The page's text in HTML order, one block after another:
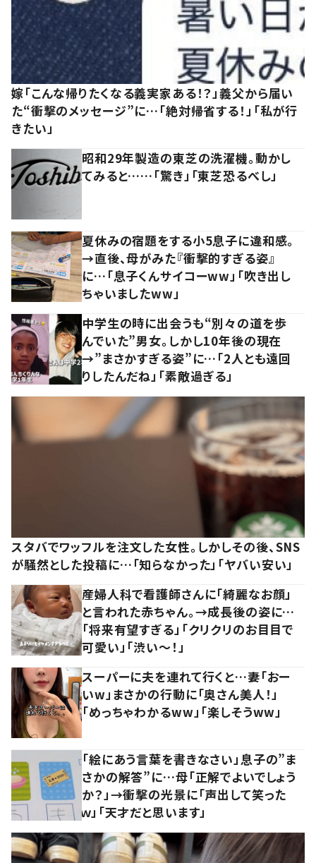
嫁「こんな帰りたくなる義実家ある！？」義父から届い
た“衝撃のメッセージ”に…「絶対帰省する！」「私が行
きたい」
昭和29年製造の東芝の洗濯機。動かし
てみると……「驚き」「東芝恐るべし」
夏休みの宿題をする小5息子に違和感。
→直後、母がみた『衝撃的すぎる姿』
に…「息子くんサイコーww」「吹き出し
ちゃいましたww」
中学生の時に出会うも“別々の道を歩
んでいた”男女。しかし10年後の現在
→”まさかすぎる姿”に…「2人とも遠回
りしたんだね」「素敵過ぎる」
スタバでワッフルを注文した女性。しかしその後、SNS
が騒然とした投稿に…「知らなかった」「ヤバい安い」
産婦人科で看護師さんに「綺麗なお顔」
と言われた赤ちゃん。→成長後の姿に…
「将来有望すぎる」「クリクリのお目目で
可愛い」「渋い～！」
スーパーに夫を連れて行くと…妻「おー
いw」まさかの行動に「奥さん美人！」
「めっちゃわかるww」「楽しそうww」
「絵にあう言葉を書きなさい」息子の”ま
さかの解答”に…母「正解でよいでしょう
か？」→衝撃の光景に「声出して笑った
ｗ」「天才だと思います」